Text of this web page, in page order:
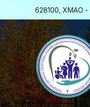
628100, ХМАО -